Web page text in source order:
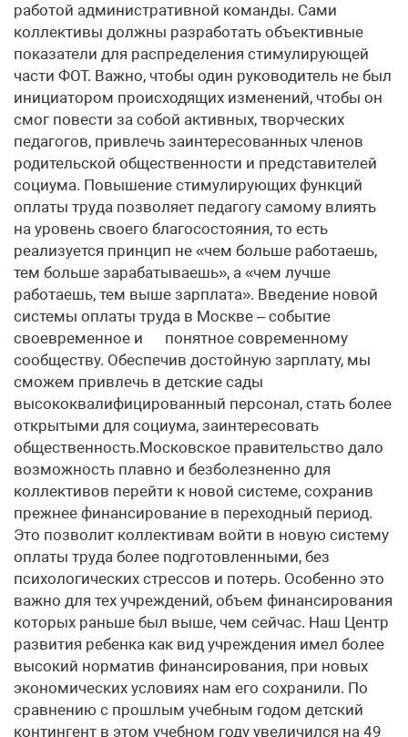
работой административной команды. Сами
коллективы должны разработать объективные
показатели для распределения стимулирующей
части ФОТ. Важно, чтобы один руководитель не был
инициатором происходящих изменений, чтобы он
смог повести за собой активных, творческих
педагогов, привлечь заинтересованных членов
родительской общественности и представителей
социума. Повышение стимулирующих функций
оплаты труда позволяет педагогу самому влиять
на уровень своего благосостояния, то есть
реализуется принцип не «чем больше работаешь,
тем больше зарабатываешь», а «чем лучше
работаешь, тем выше зарплата». Введение новой
системы оплаты труда в Москве – событие
своевременное и понятное современному
сообществу. Обеспечив достойную зарплату, мы
сможем привлечь в детские сады
высококвалифицированный персонал, стать более
открытыми для социума, заинтересовать
общественность.Московское правительство дало
возможность плавно и безболезненно для
коллективов перейти к новой системе, сохранив
прежнее финансирование в переходный период.
Это позволит коллективам войти в новую систему
оплаты труда более подготовленными, без
психологических стрессов и потерь. Особенно это
важно для тех учреждений, объем финансирования
которых раньше был выше, чем сейчас. Наш Центр
развития ребенка как вид учреждения имел более
высокий норматив финансирования, при новых
экономических условиях нам его сохранили. По
сравнению с прошлым учебным годом детский
контингент в этом учебном году увеличился на 49